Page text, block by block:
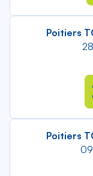
Poitiers
Poitiers